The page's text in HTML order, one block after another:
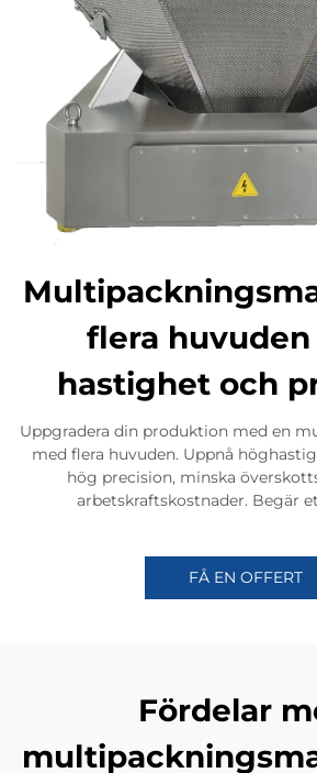
flera huvuden
hastighet och
Uppgradera din produktion med en
med flera huvuden. Uppnå
hög precision, minska
arbetskraftskostnader. Begär
FÅ EN OFFERT
Fördelar